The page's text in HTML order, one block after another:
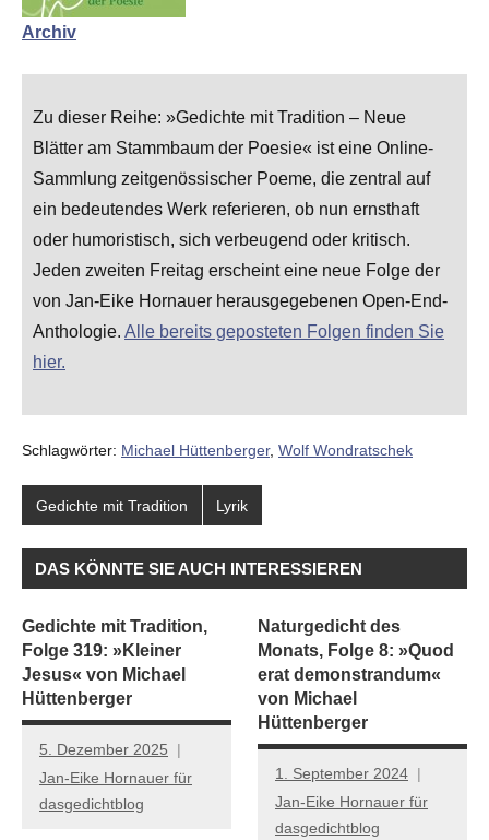
Archiv
Zu dieser Reihe: »Gedichte mit Tradition – Neue
Blätter am Stammbaum der Poesie« ist eine Online-
Sammlung zeitgenössischer Poeme, die zentral auf
ein bedeutendes Werk referieren, ob nun ernsthaft
oder humoristisch, sich verbeugend oder kritisch.
Jeden zweiten Freitag erscheint eine neue Folge der
von Jan-Eike Hornauer herausgegebenen Open-End-
Anthologie. Alle bereits geposteten Folgen finden Sie
hier.
Schlagwörter: Michael Hüttenberger, Wolf Wondratschek
Gedichte mit Tradition Lyrik
DAS KÖNNTE SIE AUCH INTERESSIEREN
Gedichte mit Tradition,
Folge 319: »Kleiner
Jesus« von Michael
Hüttenberger
5. Dezember 2025
Jan-Eike Hornauer für
dasgedichtblog
Naturgedicht des
Monats, Folge 8: »Quod
erat demonstrandum«
von Michael
Hüttenberger
1. September 2024
Jan-Eike Hornauer für
dasgedichtblog